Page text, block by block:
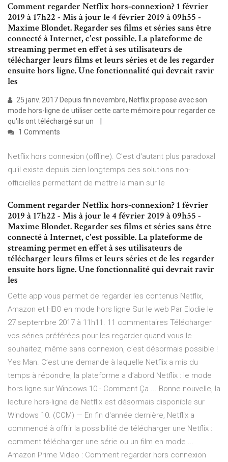
Comment regarder Netflix hors-connexion? 1 février
2019 à 17h22 - Mis à jour le 4 février 2019 à 09h55 -
Maxime Blondet. Regarder ses films et séries sans être
connecté à Internet, c'est possible. La plateforme de
streaming permet en effet à ses utilisateurs de
télécharger leurs films et leurs séries et de les regarder
ensuite hors ligne. Une fonctionnalité qui devrait ravir
les
25 janv. 2017 Depuis fin novembre, Netflix propose avec son
mode hors-ligne de utiliser cette carte mémoire pour regarder ce
qu'ils ont téléchargé sur un
1 Comments
Netflix hors connexion (offline). C'est d'autant plus paradoxal
qu'il existe depuis bien longtemps des solutions non-
officielles permettant de mettre la main sur le
Comment regarder Netflix hors-connexion? 1 février
2019 à 17h22 - Mis à jour le 4 février 2019 à 09h55 -
Maxime Blondet. Regarder ses films et séries sans être
connecté à Internet, c'est possible. La plateforme de
streaming permet en effet à ses utilisateurs de
télécharger leurs films et leurs séries et de les regarder
ensuite hors ligne. Une fonctionnalité qui devrait ravir
les
Cette app vous permet de regarder les contenus Netflix,
Amazon et HBO en mode hors ligne Sur le web Par Elodie le
27 septembre 2017 à 11h11. 11 commentaires Télécharger
vos séries préférées pour les regarder quand vous le
souhaitez, même sans connexion, c’est désormais possible !
Yes Man. C’est une demande à laquelle Netflix a mis du
temps à répondre, la plateforme a d’abord Netflix : le mode
hors ligne sur Windows 10 - Comment Ça ... Bonne nouvelle, la
lecture hors-ligne de Netflix est désormais disponible sur
Windows 10. (CCM) — En fin d'année dernière, Netflix a
commencé à offrir la possibilité de télécharger une Netflix :
comment télécharger une série ou un film en mode ...
Amazon Prime Video : Comment regarder hors connexion